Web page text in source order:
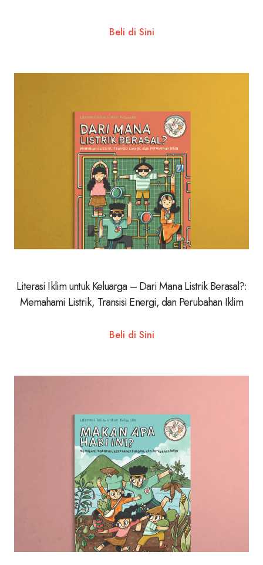
Beli di Sini
Literasi Iklim untuk Keluarga – Dari Mana Listrik Berasal?:
Memahami Listrik, Transisi Energi, dan Perubahan Iklim
Beli di Sini